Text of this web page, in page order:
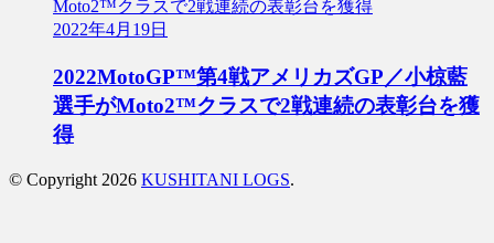
2022年4月19日
2022MotoGP™第4戦アメリカズGP／小椋藍
選手がMoto2™クラスで2戦連続の表彰台を獲
得
© Copyright 2026 KUSHITANI LOGS.